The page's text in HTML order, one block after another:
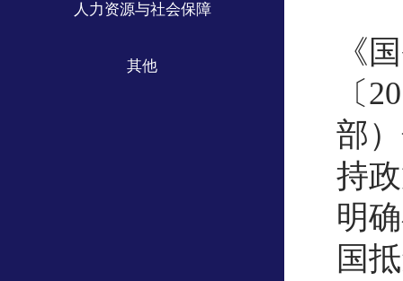
人力资源与社会保障
其他
《
〔
部
持
明
国